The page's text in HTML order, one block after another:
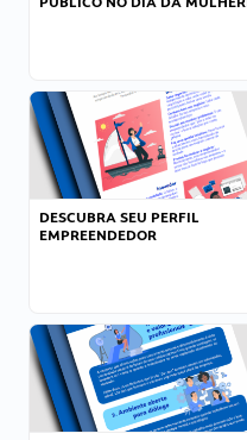
DESCUBRA SEU PERFIL
EMPREENDEDOR